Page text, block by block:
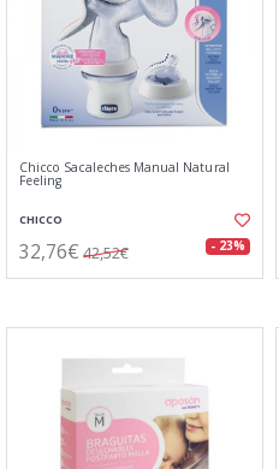
Chicco Sacaleches Manual Natural
Feeling
CHICCO
32,76€ 42,52€ - 23%